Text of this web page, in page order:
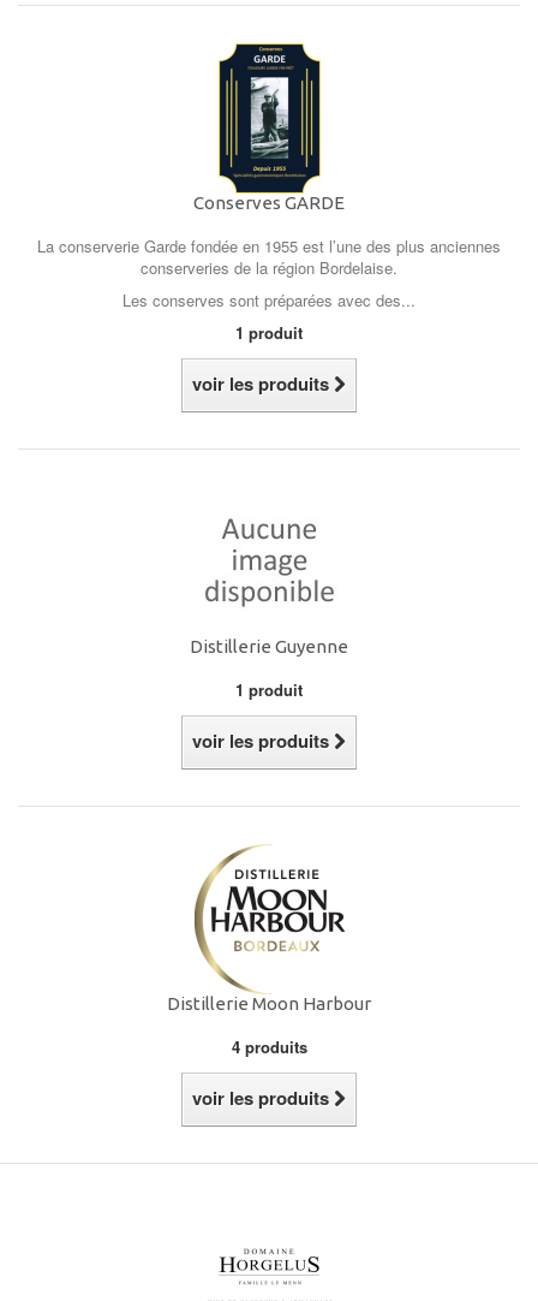
Conserves GARDE
La conserverie Garde fondée en 1955 est l’une des plus anciennes
conserveries de la région Bordelaise.
Les conserves sont préparées avec des...
1 produit
voir les produits
Distillerie Guyenne
1 produit
voir les produits
Distillerie Moon Harbour
4 produits
voir les produits